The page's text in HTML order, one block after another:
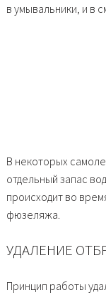
в умывальники, и в
В некоторых
отдельный запас
происходит во
фюзеляжа.
УДАЛЕНИЕ
Принцип работы